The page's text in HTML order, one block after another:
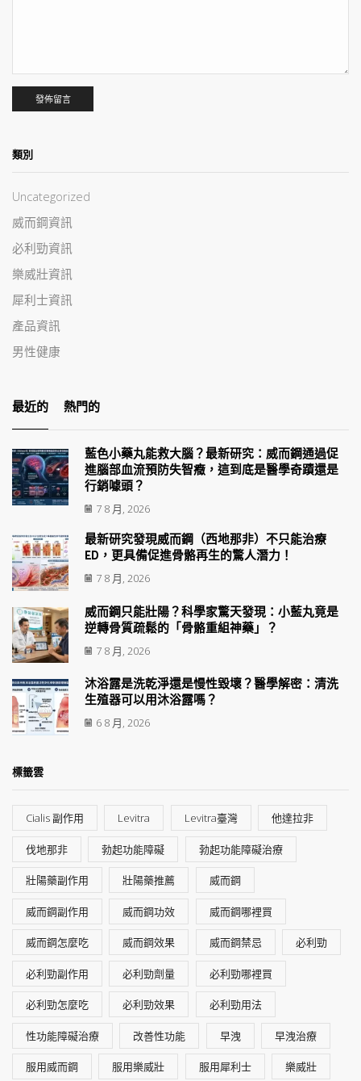
類別
Uncategorized
威而鋼資訊
必利勁資訊
樂威壯資訊
犀利士資訊
產品資訊
男性健康
最近的 熱門的
藍色小藥丸能救大腦？最新研究：威而鋼通過促
進腦部血流預防失智癥，這到底是醫學奇蹟還是
行銷噱頭？
7 8 月, 2026
最新研究發現威而鋼（西地那非）不只能治療
ED，更具備促進骨骼再生的驚人潛力！
7 8 月, 2026
威而鋼只能壯陽？科學家驚天發現：小藍丸竟是
逆轉骨質疏鬆的「骨骼重組神藥」？
7 8 月, 2026
沐浴露是洗乾淨還是慢性毀壞？醫學解密：清洗
生殖器可以用沐浴露嗎？
6 8 月, 2026
標籤雲
Cialis 副作用 Levitra Levitra臺灣 他達拉非
伐地那非 勃起功能障礙 勃起功能障礙治療
壯陽藥副作用 壯陽藥推薦 威而鋼
威而鋼副作用 威而鋼功效 威而鋼哪裡買
威而鋼怎麼吃 威而鋼效果 威而鋼禁忌 必利勁
必利勁副作用 必利勁劑量 必利勁哪裡買
必利勁怎麼吃 必利勁效果 必利勁用法
性功能障礙治療 改善性功能 早洩 早洩治療
服用威而鋼 服用樂威壯 服用犀利士 樂威壯